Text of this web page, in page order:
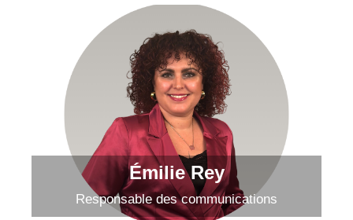
Émilie Rey
Responsable des communications
Émilie Rey
Envoyer un courriel